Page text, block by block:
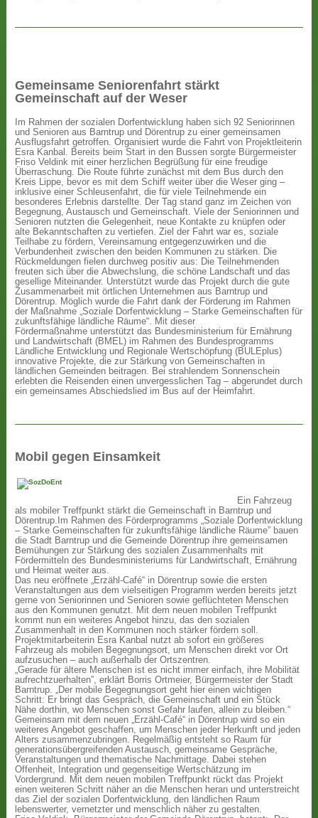
Gemeinsame Seniorenfahrt stärkt
Gemeinschaft auf der Weser
Im Rahmen der sozialen Dorfentwicklung haben sich 92 Seniorinnen
und Senioren aus Barntrup und Dörentrup zu einer gemeinsamen
Ausflugsfahrt getroffen. Organisiert wurde die Fahrt von Projektleiterin
Esra Kanbal. Bereits beim Start in den Bussen sorgte Bürgermeister
Friso Veldink mit einer herzlichen Begrüßung für eine freudige
Überraschung. Die Route führte zunächst mit dem Bus durch den
Kreis Lippe, bevor es mit dem Schiff weiter über die Weser ging –
inklusive einer Schleusenfahrt, die für viele Teilnehmende ein
besonderes Erlebnis darstellte. Der Tag stand ganz im Zeichen von
Begegnung, Austausch und Gemeinschaft. Viele der Seniorinnen und
Senioren nutzten die Gelegenheit, neue Kontakte zu knüpfen oder
alte Bekanntschaften zu vertiefen. Ziel der Fahrt war es, soziale
Teilhabe zu fördern, Vereinsamung entgegenzuwirken und die
Verbundenheit zwischen den beiden Kommunen zu stärken. Die
Rückmeldungen fielen durchweg positiv aus: Die Teilnehmenden
freuten sich über die Abwechslung, die schöne Landschaft und das
gesellige Miteinander. Unterstützt wurde das Projekt durch die gute
Zusammenarbeit mit örtlichen Unternehmen aus Barntrup und
Dörentrup. Möglich wurde die Fahrt dank der Förderung im Rahmen
der Maßnahme „Soziale Dorfentwicklung – Starke Gemeinschaften für
zukunftsfähige ländliche Räume“. Mit dieser
Fördermaßnahme unterstützt das Bundesministerium für Ernährung
und Landwirtschaft (BMEL) im Rahmen des Bundesprogramms
Ländliche Entwicklung und Regionale Wertschöpfung (BULEplus)
innovative Projekte, die zur Stärkung von Gemeinschaften in
ländlichen Gemeinden beitragen. Bei strahlendem Sonnenschein
erlebten die Reisenden einen unvergesslichen Tag – abgerundet durch
ein gemeinsames Abschiedslied im Bus auf der Heimfahrt.
Mobil gegen Einsamkeit
Ein Fahrzeug
als mobiler Treffpunkt stärkt die Gemeinschaft in Barntrup und
Dörentrup.Im Rahmen des Förderprogramms „Soziale Dorfentwicklung
– Starke Gemeinschaften für zukunftsfähige ländliche Räume” bauen
die Stadt Barntrup und die Gemeinde Dörentrup ihre gemeinsamen
Bemühungen zur Stärkung des sozialen Zusammenhalts mit
Fördermitteln des Bundesministeriums für Landwirtschaft, Ernährung
und Heimat weiter aus.
Das neu eröffnete „Erzähl-Café“ in Dörentrup sowie die ersten
Veranstaltungen aus dem vielseitigen Programm werden bereits jetzt
gerne von Seniorinnen und Senioren sowie geflüchteten Menschen
aus den Kommunen genutzt. Mit dem neuen mobilen Treffpunkt
kommt nun ein weiteres Angebot hinzu, das den sozialen
Zusammenhalt in den Kommunen noch stärker fördern soll.
Projektmitarbeiterin Esra Kanbal nutzt ab sofort ein größeres
Fahrzeug als mobilen Begegnungsort, um Menschen direkt vor Ort
aufzusuchen – auch außerhalb der Ortszentren.
„Gerade für ältere Menschen ist es nicht immer einfach, ihre Mobilität
aufrechtzuerhalten”, erklärt Borris Ortmeier, Bürgermeister der Stadt
Barntrup. „Der mobile Begegnungsort geht hier einen wichtigen
Schritt: Er bringt das Gespräch, die Gemeinschaft und ein Stück
Nähe dorthin, wo Menschen sonst Gefahr laufen, allein zu bleiben.“
Gemeinsam mit dem neuen „Erzähl-Café“ in Dörentrup wird so ein
weiteres Angebot geschaffen, um Menschen jeder Herkunft und jeden
Alters zusammenzubringen. Regelmäßig entsteht so Raum für
generationsübergreifenden Austausch, gemeinsame Gespräche,
Veranstaltungen und thematische Nachmittage. Dabei stehen
Offenheit, Integration und gegenseitige Wertschätzung im
Vordergrund. Mit dem neuen mobilen Treffpunkt rückt das Projekt
einen weiteren Schritt näher an die Menschen heran und unterstreicht
das Ziel der sozialen Dorfentwicklung, den ländlichen Raum
lebenswerter, vernetzter und menschlich näher zu gestalten.